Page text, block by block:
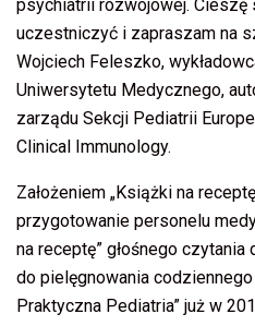
psychiatrii rozwojowej. Cieszę
uczestniczyć i zapraszam na
Wojciech Feleszko,
Uniwersytetu Medycznego,
zarządu Sekcji Pediatrii
Clinical Immunology.
Założeniem „Książki na
przygotowanie personelu
na receptę” głośnego
do pielęgnowania codziennego
Praktyczna Pediatria” już w